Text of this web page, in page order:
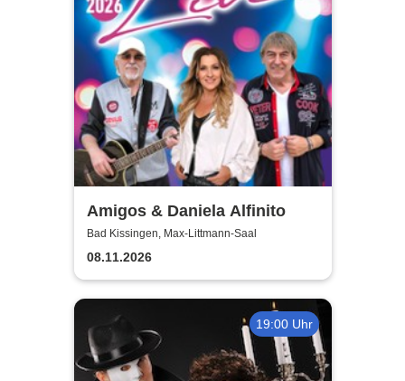
Amigos & Daniela Alfinito
Bad Kissingen, Max-Littmann-Saal
08.11.2026
19:00 Uhr